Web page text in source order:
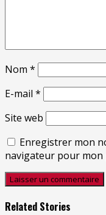
Nom *
E-mail *
Site web
Enregistrer mon
navigateur pour mon
Related Stories